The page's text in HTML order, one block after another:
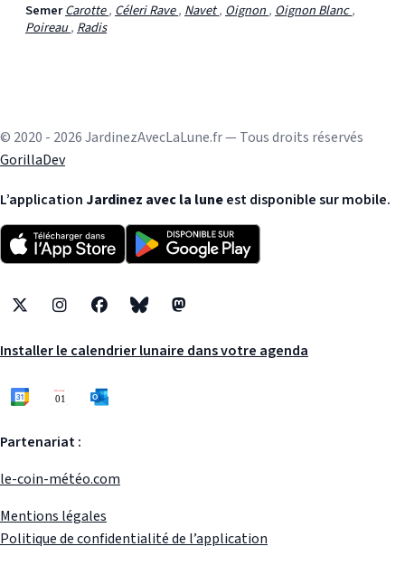
SemerCarotte,Céleri Rave,Navet,Oignon,Oignon Blanc,
Poireau,Radis
© 2020 - 2026 JardinezAvecLaLune.fr — Tous droits réservés
GorillaDev
L’application Jardinez avec la luneest disponible sur mobile.
X InstagramFacebookBlueskyMastodon
Installer le calendrier lunaire dans votre agenda
Partenariat :
le-coin-météo.com
Mentions légales
Politique de confidentialité de l’application